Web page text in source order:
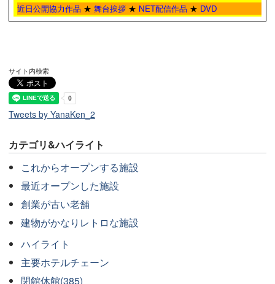
近日公開協力作品 ★ 舞台挨拶 ★ NET配信作品 ★ DVD
サイト内検索
Tweets by YanaKen_2
カテゴリ&ハイライト
これからオープンする施設
最近オープンした施設
創業が古い老舗
建物がかなりレトロな施設
ハイライト
主要ホテルチェーン
閉館休館(385)